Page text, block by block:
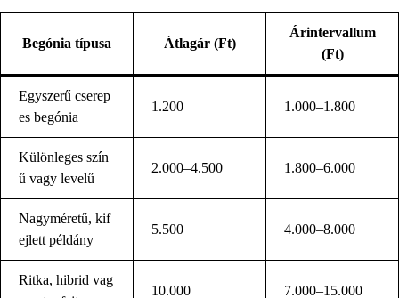
Begónia típusa Átlagár (Ft)
Árintervallum
(Ft)
Egyszerű cserep
es begónia
1.200 1.000–1.800
Különleges szín
ű vagy levelű
2.000–4.500 1.800–6.000
Nagyméretű, kif
ejlett példány
5.500 4.000–8.000
Ritka, hibrid vag
10.000 7.000–15.000